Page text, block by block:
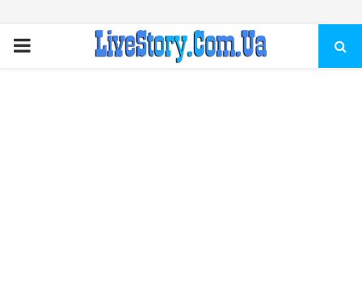
ПЕРВИЧНОЕ